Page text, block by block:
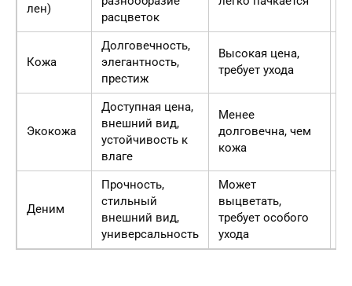
лен)
расцветок
Кожа
Долговечность,
элегантность,
престиж
Высокая цена,
требует ухода
Экокожа
Доступная цена,
внешний вид,
устойчивость к
влаге
Менее
долговечна, чем
кожа
Деним
Прочность,
стильный
внешний вид,
универсальность
Может
выцветать,
требует особого
ухода